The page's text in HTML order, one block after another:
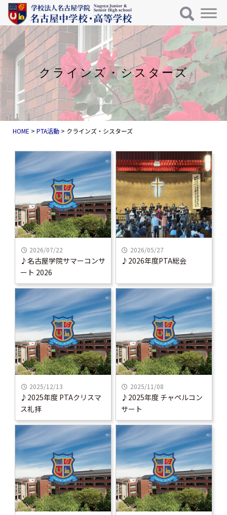
コンテンツへスキップ
メインナビゲーション
クラインズ・シスターズ
HOME >PTA活動 > クラインズ・シスターズ
2026/07/22
♪名古屋学院サマーコンサ
ート 2026
2026/05/27
♪2026年度PTA総会
2025/12/13
♪2025年度 PTAクリスマ
ス礼拝
2025/11/08
♪2025年度 チャペルコン
サート